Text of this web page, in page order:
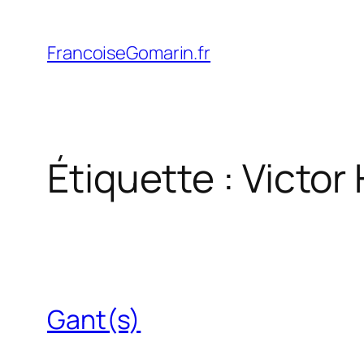
contenu
FrancoiseGomarin.fr
Étiquette : Victor
Gant(s)